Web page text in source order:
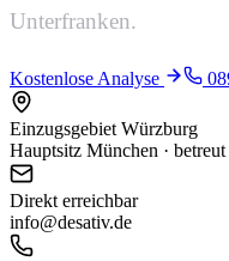
Unterfranken.
Kostenlose Analyse
Einzugsgebiet Würzburg
Hauptsitz München ·
Direkt erreichbar
info@desativ.de